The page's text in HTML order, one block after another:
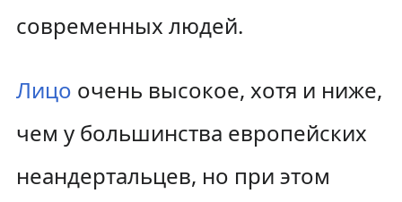
современных людей.
Лицо очень высокое, хотя и ниже,
чем у большинства европейских
неандертальцев, но при этом